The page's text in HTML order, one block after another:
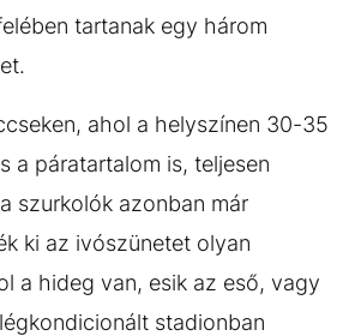
tartanak egy három
ahol a helyszínen 30-35
a páratartalom is, teljesen
szurkolók azonban már
ki az ivószünetet olyan
a hideg van, esik az eső, vagy
stadionban